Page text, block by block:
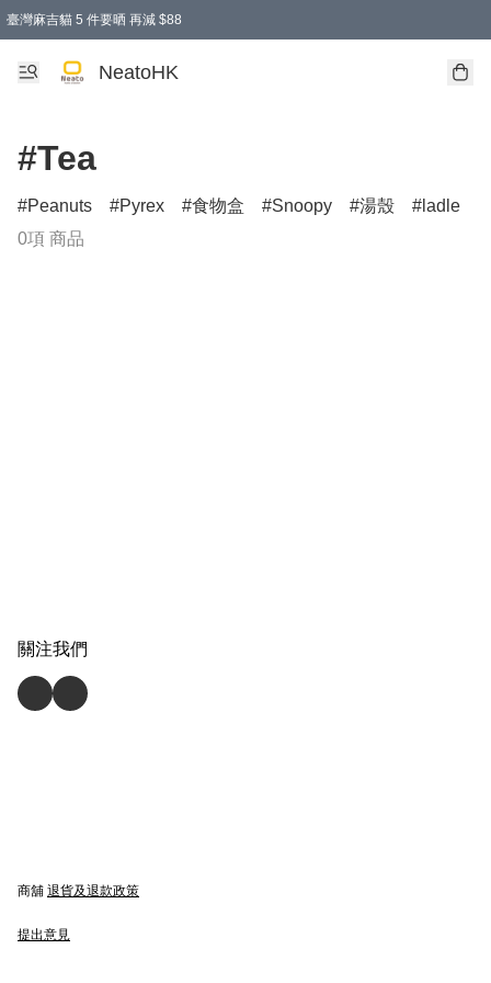
臺灣麻吉貓 5 件要晒 再減 $88
消費即享全單 95 折優惠！
購物滿 HKD 300.00即享免運費優惠！（適用於 特定的送貨方式 )
買麻吉貓廚具套裝免運費
寄送台灣運費滿HKD300 減 HKD50 優惠（不適用於儲物用品及傢俬）
NeatoHK
#Tea
Peanuts Pyrex 食物盒 Snoopy 湯殼 ladle
0項 商品
關注我們
商舖 退貨及退款政策
提出意見